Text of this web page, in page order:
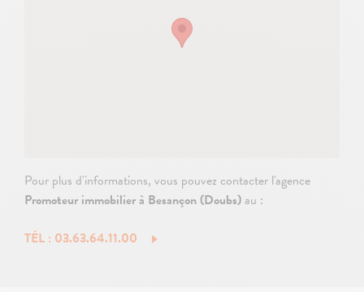
Pour plus d'informations, vous pouvez contacter l'agence
Promoteur immobilier à Besançon (Doubs) au :
TÉL : 03.63.64.11.00